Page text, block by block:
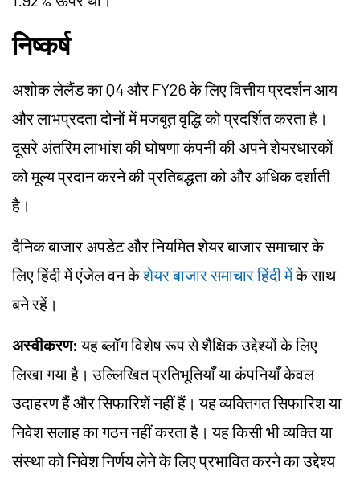
निष्कर्ष
अशोक लेलैंड का Q4 और FY26 के लिए वित्तीय प्रदर्शन आय
और लाभप्रदता दोनों में मजबूत वृद्धि को प्रदर्शित करता है।
दूसरे अंतरिम लाभांश की घोषणा कंपनी की अपने शेयरधारकों
को मूल्य प्रदान करने की प्रतिबद्धता को और अधिक दर्शाती
है।
दैनिक बाजार अपडेट और नियमित शेयर बाजार समाचार के
लिए हिंदी में एंजेल वन केशेयर बाजार समाचार हिंदी मेंके साथ
बने रहें।
अस्वीकरण: यह ब्लॉग विशेष रूप से शैक्षिक उद्देश्यों के लिए
लिखा गया है। उल्लिखित प्रतिभूतियाँ या कंपनियाँ केवल
उदाहरण हैं और सिफारिशें नहीं हैं। यह व्यक्तिगत सिफारिश या
निवेश सलाह का गठन नहीं करता है। यह किसी भी व्यक्ति या
संस्था को निवेश निर्णय लेने के लिए प्रभावित करने का उद्देश्य